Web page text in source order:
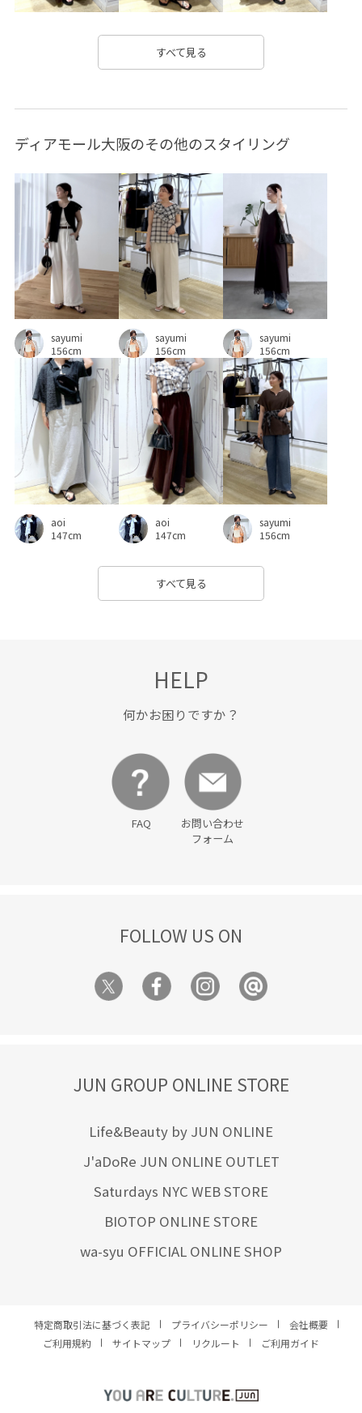
エレガント オケージョン オフィス
オフィスカジュアル カジュアル
サステナブル シアー シボ感 シャツ
シルエットがきれい ジャケット ジャストサイズ
ジレ スウェット ストレスフリー ストレッチ性
セットアップ チノパン ツイル生地
ツイードジャケット ツイード素材 デニムに合わせる
トレンドカラー トレンド感 ナチュラル
バランスが良い パンプス ビジネス ビジュー
フェミニン フォーマル フォーマルシーン フリル
フリーサイズ ブラウス ベルト ベーシック
ボウタイ ポリウレタン ポリエステル
ロングスカート ローファー ワイドシルエット
ワイドパンツ ワンピース ヴィンテージ
ヴィンテージ加工 上品 伸縮性 優しい印象
光沢感 入園式 卒園式入学式 卒業式入学式
合わせやすい 大人っぽい
定番 定番色 幅広
防臭加工 限定カラー
すべて見る
ディアモール大阪のその他のスタイリング
sayumi
156cm
sayumi
156cm
sayumi
156cm
aoi
147cm
aoi
147cm
sayumi
156cm
すべて見る
HELP
何かお困りですか？
FAQ
お問い合わせ
フォーム
FOLLOW US ON
JUN GROUP ONLINE STORE
Life&Beauty by JUN ONLINE
J'aDoRe JUN ONLINE OUTLET
Saturdays NYC WEB STORE
BIOTOP ONLINE STORE
wa-syu OFFICIAL ONLINE SHOP
特定商取引法に基づく表記 プライバシーポリシー
会社概要
ご利用規約
サイトマップ リクルート ご利用ガイド